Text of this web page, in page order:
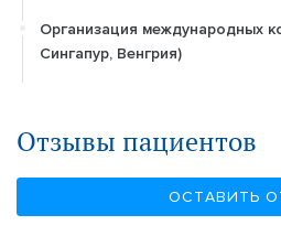
Организация международных
Сингапур, Венгрия)
Отзывы пациентов
ОСТАВИТЬ